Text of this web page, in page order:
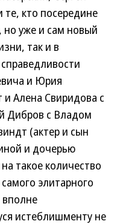
кто посередине
уже и сам новый
так и в
и Юрия
Алена Свиридова с
Дибров с Владом
(актер и сын
и дочерью
такое количество
элитарного
истеблишменту не